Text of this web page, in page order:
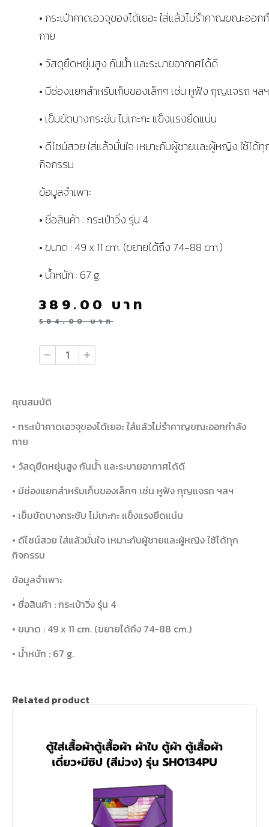
• กระเป๋าคาดเอวจุของได้เยอะ ใส่แล้วไม่รำคาญขณะออก
กาย
• วัสดุยืดหยุ่นสูง กันน้ำ และระบายอากาศได้ดี
• มีช่องแยกสำหรับเก็บของเล็กๆ เช่น หูฟัง กุญแจรถ ฯลฯ
• เข็มขัดบางกระชับ ไม่เกะกะ แข็งแรงยึดแน่น
• ดีไซน์สวย ใส่แล้วมั่นใจ เหมาะกับผู้ชายและผู้หญิง ใช้ได้ทุ
กิจกรรม
ข้อมูลจำเพาะ
• ชื่อสินค้า : กระเป๋าวิ่ง รุ่น 4
• ขนาด : 49 x 11 cm. (ขยายได้ถึง 74-88 cm.)
• น้ำหนัก : 67 g.
584.00บาท
389.00 บาท
คุณสมบัติ
• กระเป๋าคาดเอวจุของได้เยอะ ใส่แล้วไม่รำคาญขณะออกกำลัง
กาย
• วัสดุยืดหยุ่นสูง กันน้ำ และระบายอากาศได้ดี
• มีช่องแยกสำหรับเก็บของเล็กๆ เช่น หูฟัง กุญแจรถ ฯลฯ
• เข็มขัดบางกระชับ ไม่เกะกะ แข็งแรงยึดแน่น
• ดีไซน์สวย ใส่แล้วมั่นใจ เหมาะกับผู้ชายและผู้หญิง ใช้ได้ทุก
กิจกรรม
ข้อมูลจำเพาะ
• ชื่อสินค้า : กระเป๋าวิ่ง รุ่น 4
• ขนาด : 49 x 11 cm. (ขยายได้ถึง 74-88 cm.)
• น้ำหนัก : 67 g.
Related product